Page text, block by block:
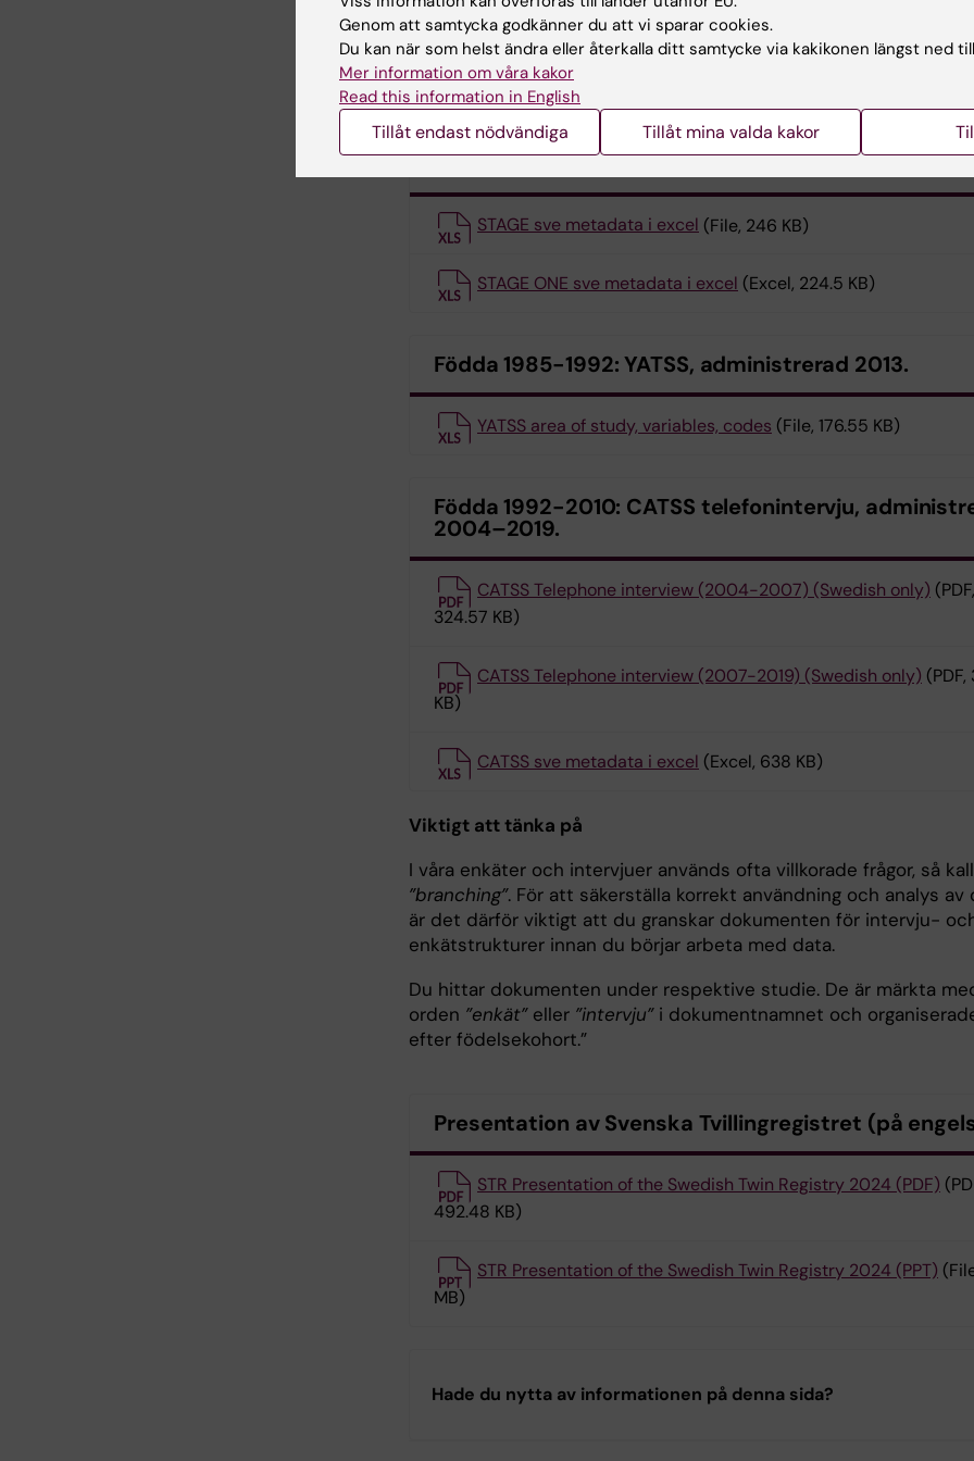
SALTY sve metadata excel(File, 133 KB)
BIRTH metadata svensk STR
Födda 1959-1985: STAGE, administrerad
STAGE sve metadata i excel (File, 246 KB)
STAGE ONE sve metadata i excel (Excel, 224.5 KB)
Födda 1985-1992: YATSS, administrerad 2013.
YATSS area of study, variables, codes (File, 176.55 KB)
Födda 1992-2010: CATSS telefonintervju,
2004–2019.
CATSS Telephone interview (2004-2007) (Swedish only) (PDF,
324.57 KB)
CATSS Telephone interview (2007-2019) (Swedish only) (PDF,
KB)
CATSS sve metadata i excel (Excel, 638 KB)
Viktigt att tänka på
I våra enkäter och intervjuer används ofta villkorade frågor, så
”branching”. För att säkerställa korrekt användning och analys av
är det därför viktigt att du granskar dokumenten för intervju-
enkätstrukturer innan du börjar arbeta med data.
Du hittar dokumenten under respektive studie. De är märkta
orden ”enkät”eller ”intervju”i dokumentnamnet och
efter födelsekohort.”
Presentation av Svenska Tvillingregistret (på
STR Presentation of the Swedish Twin Registry 2024 (PDF)
492.48 KB)
STR Presentation of the Swedish Twin Registry 2024 (PPT)
MB)
Hade du nytta av informationen på denna sida?
Genom att samtycka godkänner du att vi sparar cookies.
Du kan när som helst ändra eller återkalla ditt samtycke via kakikonen längst ned
Mer information om våra kakor
Read this information in English
Tillåt endast nödvändiga Tillåt mina valda kakor